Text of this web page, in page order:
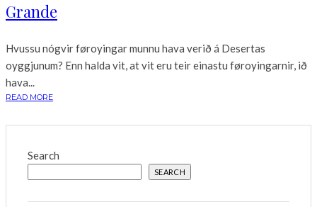
Grande
Hvussu nógvir føroyingar munnu hava verið á Desertas
oyggjunum? Enn halda vit, at vit eru teir einastu føroyingarnir, ið
hava...
READ MORE
Search
SEARCH